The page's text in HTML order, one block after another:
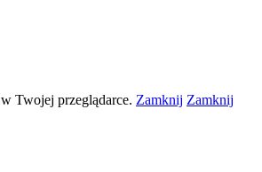
w Twojej przeglądarce. Zamknij Zamknij